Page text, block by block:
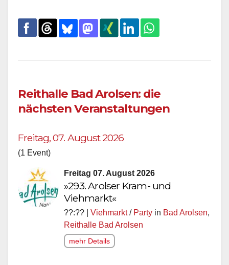
Reithalle Bad Arolsen: die
nächsten Veranstaltungen
Freitag, 07. August 2026
(1 Event)
Freitag 07. August 2026
»293. Arolser Kram- und
Viehmarkt«
??:?? | Viehmarkt/ Party in Bad Arolsen,
Reithalle Bad Arolsen
mehr Details